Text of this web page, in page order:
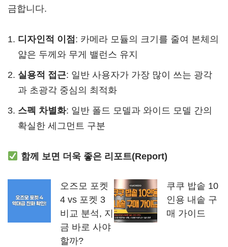
금합니다.
디자인적 이점 : 카메라 모듈의 크기를 줄여 본체의
얇은 두께와 무게 밸런스 유지
실용적 접근: 일반 사용자가 가장 많이 쓰는 광각
과 초광각 중심의 최적화
스펙 차별화: 일반 폴드 모델과 와이드 모델 간의
확실한 세그먼트 구분
함께 보면 더욱 좋은 리포트(Report)
오즈모 포켓
4 vs 포켓 3
비교 분석, 지
금 바로 사야
할까?
쿠쿠 밥솥 10
인용 내솥 구
매 가이드